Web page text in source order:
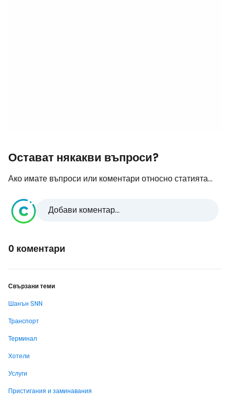
Остават някакви въпроси?
Ако имате въпроси или коментари относно статията...
Добави коментар...
0 коментари
Свързани теми
Шанън SNN
Транспорт
Терминал
Хотели
Услуги
Пристигания и заминавания